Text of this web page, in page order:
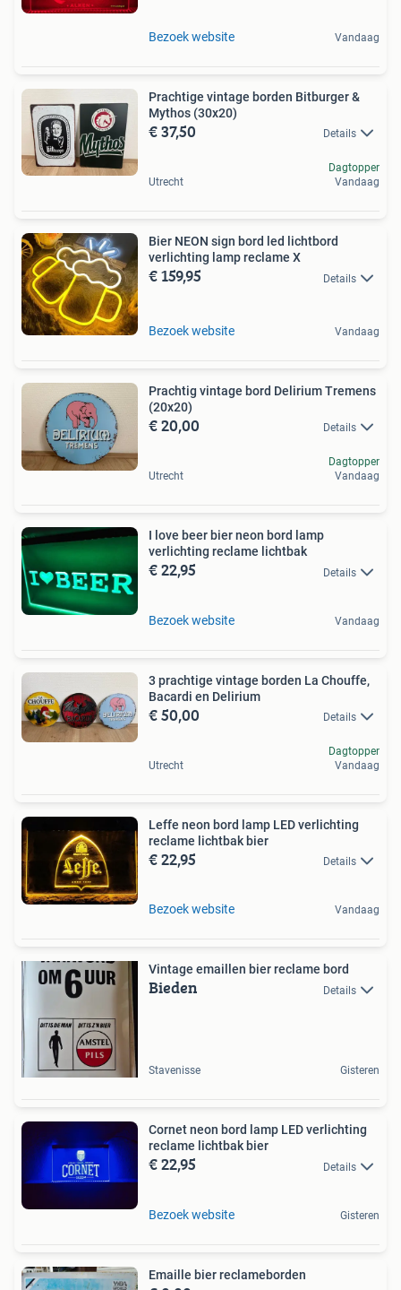
Bezoek website Vandaag
Prachtige vintage borden Bitburger &
Mythos (30x20)
€ 37,50 Details
Utrecht
Dagtopper
Vandaag
Bier NEON sign bord led lichtbord
verlichting lamp reclame X
€ 159,95 Details
Bezoek website Vandaag
Prachtig vintage bord Delirium Tremens
(20x20)
€ 20,00 Details
Utrecht
Dagtopper
Vandaag
I love beer bier neon bord lamp
verlichting reclame lichtbak
€ 22,95 Details
Bezoek website Vandaag
3 prachtige vintage borden La Chouffe,
Bacardi en Delirium
€ 50,00 Details
Utrecht
Dagtopper
Vandaag
Leffe neon bord lamp LED verlichting
reclame lichtbak bier
€ 22,95 Details
Bezoek website Vandaag
Vintage emaillen bier reclame bord
Bieden Details
Stavenisse Gisteren
Cornet neon bord lamp LED verlichting
reclame lichtbak bier
€ 22,95 Details
Bezoek website Gisteren
Emaille bier reclameborden